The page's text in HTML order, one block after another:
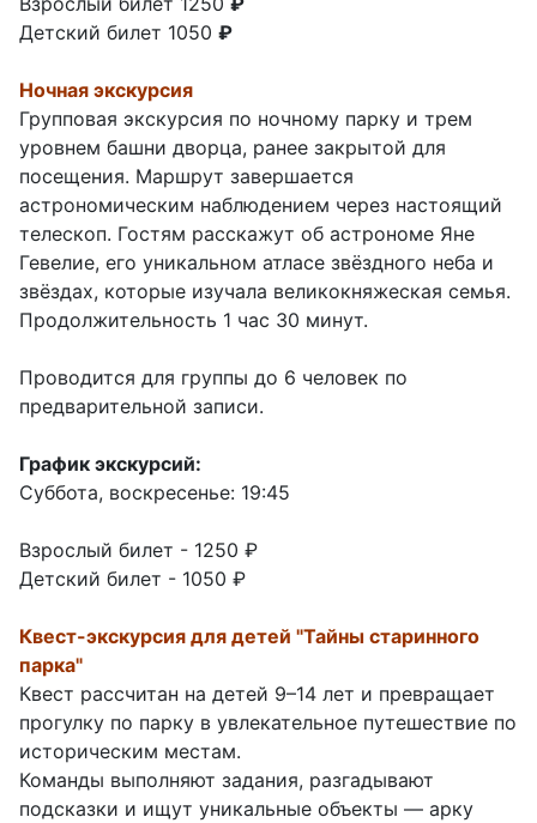
Детский билет 1050 ₽
Ночная экскурсия
Групповая экскурсия по ночному парку и трем
уровнем башни дворца, ранее закрытой для
посещения. Маршрут завершается
астрономическим наблюдением через настоящий
телескоп. Гостям расскажут об астрономе Яне
Гевелие, его уникальном атласе звёздного неба и
звёздах, которые изучала великокняжеская семья.
Продолжительность 1 час 30 минут.
Проводится для группы до 6 человек по
предварительной записи.
График экскурсий:
Суббота, воскресенье: 19:45
Взрослый билет - 1250 ₽
Детский билет - 1050 ₽
Квест-экскурсия для детей "Тайны старинного
парка"
Квест рассчитан на детей 9–14 лет и превращает
прогулку по парку в увлекательное путешествие по
историческим местам.
Команды выполняют задания, разгадывают
подсказки и ищут уникальные объекты — арку